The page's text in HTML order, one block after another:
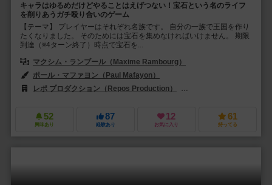
キャラはゆるめだけどやることはえげつない！宝石という名のライフ
を削りあうガチ殴り合いのゲーム
【テーマ】 プレイヤーはそれぞれ名族です。 自分の一族で王国を作り
たくなりました。 そのためには宝石を集めなければいけません。 期限
到達（※4ターン終了）時点で宝石を...
マクシム・ランブール（Maxime Rambourg）
ポール・マファヨン（Paul Mafayon）
レポ プロダクション（Repos Production）
52
興味あり
87
経験あり
12
お気に入り
61
持ってる